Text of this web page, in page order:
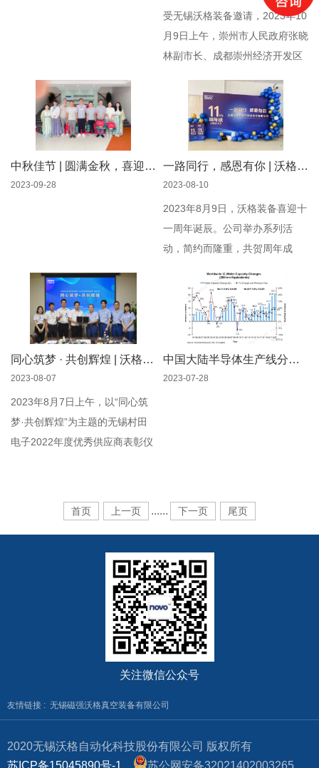
受无锡沃格装备邀请，2023年10
月9日上午，崇州市人民政府张晓
林副市长、成都崇州经济开发区
济和科技局谢永祥副局长、成都
崇州经济开发区管委会招商部刘
志鑫科长一行莅临沃格装备参观
带领相关人员陪同参观并进行交
中秋佳节 | 圆满金秋，喜迎国庆
2023-09-28
一路同行，感恩有你 | 沃格装备十一周年庆
2023-08-10
2023年8月9日，沃格装备喜迎十
一周年诞辰。公司举办系列活
动，简约而隆重，共贺周年成
同心筑梦 · 共创辉煌 | 沃格装备荣获无锡村田电子“2022年度优秀供应商”称号！
2023-08-07
2023年8月7日上午，以“同心筑
梦·共创辉煌”为主题的无锡村田
电子2022年度优秀供应商表彰仪
中国大陆半导体生产线分布图（Sep.2022）；全球2023年新建的13座12英寸晶圆厂
2023-07-28
首页 上一页 ...... 下一页 尾页
关注微信公众号
友情链接 : 无锡磁强沃格真空装备有限公司
2020无锡沃格自动化科技股份有限公司 版权所有